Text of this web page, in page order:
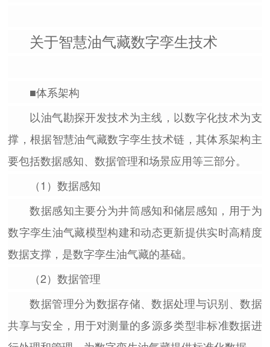
关于智慧油气藏数字孪生技术
■体系架构
以油气勘探开发技术为主线，以数字化技术为支
撑，根据智慧油气藏数字孪生技术链，其体系架构主
要包括数据感知、数据管理和场景应用等三部分。
（1）数据感知
数据感知主要分为井筒感知和储层感知，用于为
数字孪生油气藏模型构建和动态更新提供实时高精度
数据支撑，是数字孪生油气藏的基础。
（2）数据管理
数据管理分为数据存储、数据处理与识别、数据
共享与安全，用于对测量的多源多类型非标准数据进